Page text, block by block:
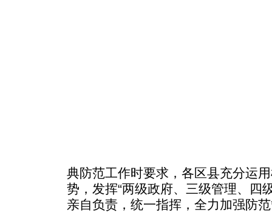
典防范工作时要求，各区县充分运
势，发挥“两级政府、三级管理、四
亲自负责，统一指挥，全力加强防